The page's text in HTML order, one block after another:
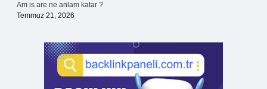
Am is are ne anlam katar ?
Temmuz 21, 2026